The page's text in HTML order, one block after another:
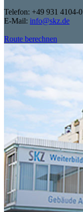
Telefon: +49 931 4104-0
E-Mail: info@skz.de
Route berechnen